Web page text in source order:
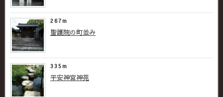
267m
聖護院の町並み
335m
平安神宮神苑